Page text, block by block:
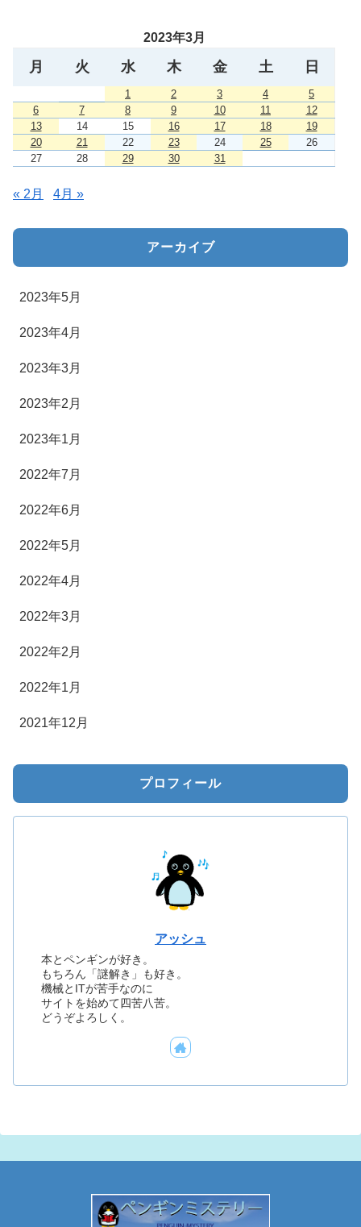
2023年3月
月 火 水 木 金 土 日
1 2 3 4
5
6
7 8 9 10 11
12
13
14 15 16 17 18
19
20
21 22 23 24 25
26
27
28 29 30 31
« 2月 4月 »
アーカイブ
2023年5月
2023年4月
2023年3月
2023年2月
2023年1月
2022年7月
2022年6月
2022年5月
2022年4月
2022年3月
2022年2月
2022年1月
2021年12月
プロフィール
アッシュ
本とペンギンが好き。
もちろん「謎解き」も好き。
機械とITが苦手なのに
サイトを始めて四苦八苦。
どうぞよろしく。